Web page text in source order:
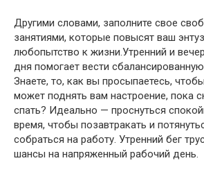
Другими словами, заполните свое
занятиями, которые повысят ваш
любопытство к жизни.Утренний и
дня помогает вести
Знаете, то, как вы просыпаетесь,
может поднять вам настроение, пока
спать? Идеально — проснуться
время, чтобы позавтракать и
собраться на работу. Утренний бег
шансы на напряженный рабочий день.